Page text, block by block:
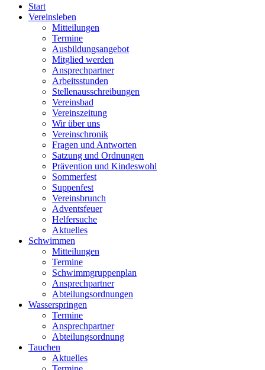
Start
Vereinsleben
Mitteilungen
Termine
Ausbildungsangebot
Mitglied werden
Ansprechpartner
Arbeitsstunden
Stellenausschreibungen
Vereinsbad
Vereinszeitung
Wir über uns
Vereinschronik
Fragen und Antworten
Satzung und Ordnungen
Prävention und Kindeswohl
Sommerfest
Suppenfest
Vereinsbrunch
Adventsfeuer
Helfersuche
Aktuelles
Schwimmen
Mitteilungen
Termine
Schwimmgruppenplan
Ansprechpartner
Abteilungsordnungen
Wasserspringen
Termine
Ansprechpartner
Abteilungsordnung
Tauchen
Aktuelles